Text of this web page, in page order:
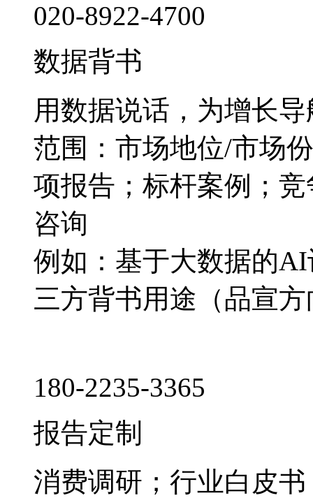
020-8922-4700
数据背书
用数据说话，为增长导
范围：市场地位/市场
项报告；标杆案例；
咨询
例如：基于大数据的
三方背书用途（品宣
180-2235-3365
报告定制
消费调研；行业白皮